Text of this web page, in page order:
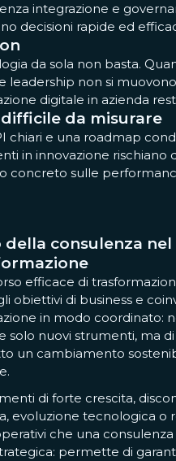
integrazione e
decisioni rapide ed
da sola non basta.
leadership non si
digitale in azienda
da misurare
chiari e una roadmap
in innovazione rischiano
concreto sulle
della consulenza
efficace di
obiettivi di business e
in modo coordinato:
solo nuovi strumenti, ma
un cambiamento
di forte crescita,
evoluzione tecnologica o
che una
permette di